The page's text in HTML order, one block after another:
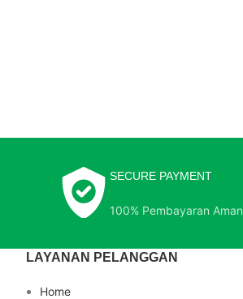
SECURE PAYMENT
100% Pembayaran Aman
LAYANAN PELANGGAN
Home